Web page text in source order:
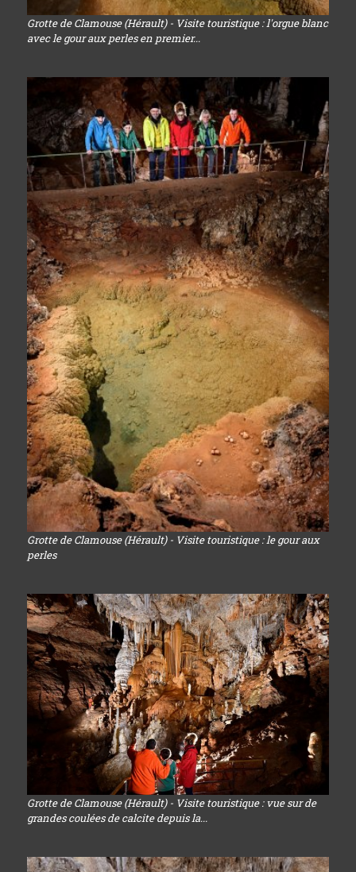
Grotte de Clamouse (Hérault) - Visite touristique : l'orgue blanc
avec le gour aux perles en premier...
Grotte de Clamouse (Hérault) - Visite touristique : le gour aux
perles
Grotte de Clamouse (Hérault) - Visite touristique : vue sur de
grandes coulées de calcite depuis la...